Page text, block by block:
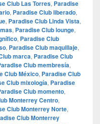
Club Las Torres, Paradise
, Paradise Club liberado,
, Paradise Club Linda Vista,
, Paradise Club lounge,
, Paradise Club
, Paradise Club maquillaje,
marca, Paradise Club
Club membresía,
Club México, Paradise Club
Club mixología, Paradise
Club momento,
Monterrey Centro,
Club Monterrey Norte,
Club Monterrey